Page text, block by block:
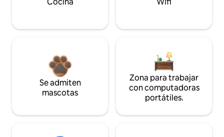
Se admiten
mascotas
Zona para trabajar
con computadoras
portátiles.